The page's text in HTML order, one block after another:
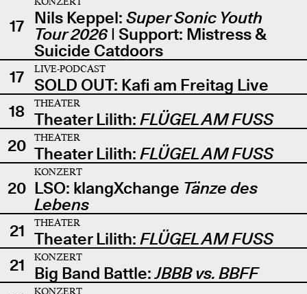
17 Nils Keppel: Super Sonic Youth
Tour 2026| Support: Mistress &
Suicide Catdoors
17
LIVE-PODCAST
SOLD OUT: Kafi am Freitag Live
18
THEATER
Theater Lilith: FLÜGEL AM FUSS
20
THEATER
Theater Lilith: FLÜGEL AM FUSS
20
KONZERT
LSO: klangXchange Tänze des
Lebens
21
THEATER
Theater Lilith: FLÜGEL AM FUSS
21
KONZERT
Big Band Battle:JBBB vs. BBFF
KONZERT